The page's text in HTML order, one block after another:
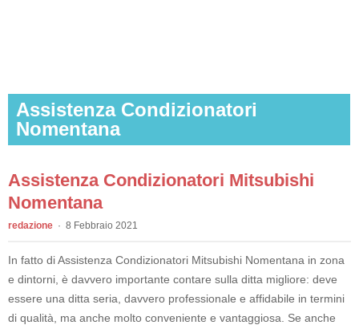
Assistenza Condizionatori
Nomentana
Assistenza Condizionatori Mitsubishi
Nomentana
redazione 8 Febbraio 2021
In fatto di Assistenza Condizionatori Mitsubishi Nomentana in zona
e dintorni, è davvero importante contare sulla ditta migliore: deve
essere una ditta seria, davvero professionale e affidabile in termini
di qualità, ma anche molto conveniente e vantaggiosa. Se anche